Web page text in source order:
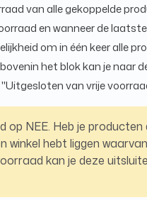
van alle gekoppelde
en wanneer de laatste
om in één keer alle
het blok kan je naar
van vrije
NEE. Heb je producten
winkel hebt liggen
kan je deze